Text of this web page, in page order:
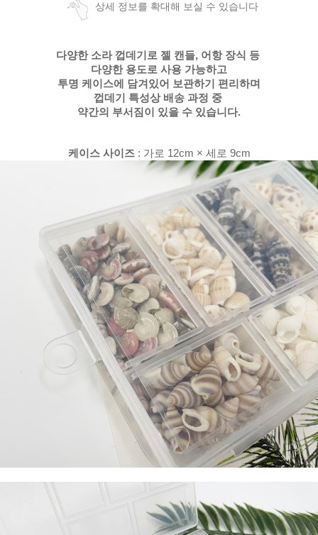
상세 정보를 확대해 보실 수 있습니다
다양한 소라 껍데기로 젤 캔들, 어항 장식 등
다양한 용도로 사용 가능하고
투명 케이스에 담겨있어 보관하기 편리하며
껍데기 특성상 배송 과정 중
약간의 부서짐이 있을 수 있습니다.
케이스 사이즈: 가로 12cm × 세로 9cm